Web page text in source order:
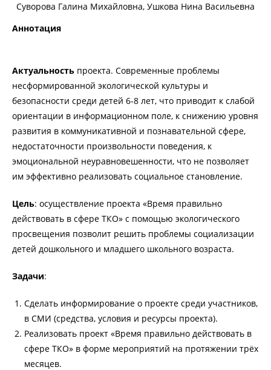
Суворова Галина Михайловна, Ушкова Нина Васильевна
Аннотация
Актуальность проекта. Современные проблемы
несформированной экологической культуры и
безопасности среди детей 6-8 лет, что приводит к слабой
ориентации в информационном поле, к снижению уровня
развития в коммуникативной и познавательной сфере,
недостаточности произвольности поведения, к
эмоциональной неуравновешенности, что не позволяет
им эффективно реализовать социальное становление.
Цель: осуществление проекта «Время правильно
действовать в сфере ТКО» с помощью экологического
просвещения позволит решить проблемы социализации
детей дошкольного и младшего школьного возраста.
Задачи:
Сделать информирование о проекте среди участников,
в СМИ (средства, условия и ресурсы проекта).
Реализовать проект «Время правильно действовать в
сфере ТКО» в форме мероприятий на протяжении трёх
месяцев.